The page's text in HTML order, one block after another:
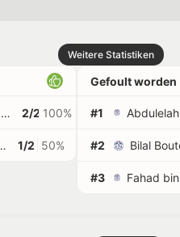
Weitere Statistiken
António José Pinheiro de Carvalho 2/2 100%
Marques 1/2 50%
Gefoult worden
#1
#2 Bilal
#3